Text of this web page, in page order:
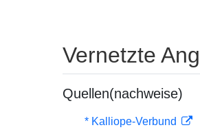
Vernetzte
Quellen(nachweise)
* Kalliope-Verbund